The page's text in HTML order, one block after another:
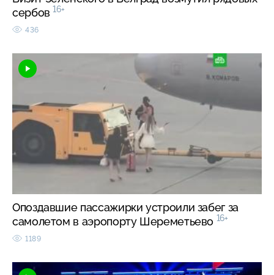
сербов 16+
436
Опоздавшие пассажирки устроили забег за
самолетом в аэропорту Шереметьево 16+
1189